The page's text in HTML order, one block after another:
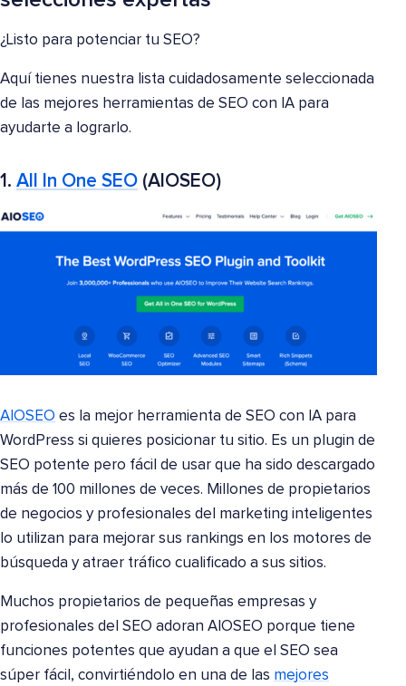
¿Listo para potenciar tu SEO?
Aquí tienes nuestra lista cuidadosamente seleccionada
de las mejores herramientas de SEO con IA para
ayudarte a lograrlo.
1. All In One SEO (AIOSEO)
AIOSEO es la mejor herramienta de SEO con IA para
WordPress si quieres posicionar tu sitio. Es un plugin de
SEO potente pero fácil de usar que ha sido descargado
más de 100 millones de veces. Millones de propietarios
de negocios y profesionales del marketing inteligentes
lo utilizan para mejorar sus rankings en los motores de
búsqueda y atraer tráfico cualificado a sus sitios.
Muchos propietarios de pequeñas empresas y
profesionales del SEO adoran AIOSEO porque tiene
funciones potentes que ayudan a que el SEO sea
súper fácil, convirtiéndolo en una de las mejores